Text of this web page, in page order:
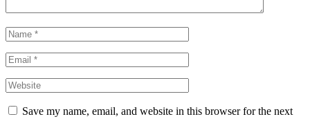
Save my name, email, and website in this browser for the next